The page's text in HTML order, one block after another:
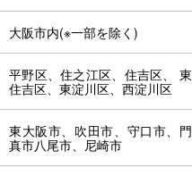
大阪市内(※一部を除く)
平野区、住之江区、住吉区、 東
住吉区、東淀川区、西淀川区
東大阪市、吹田市、守口市、門
真市八尾市、尼崎市